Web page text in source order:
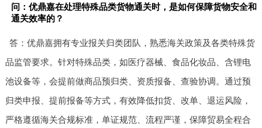
问：优鼎嘉在处理特殊品类货物通关时，是如何保障货物安全和
通关效率的？
答：优鼎嘉拥有专业报关归类团队，熟悉海关政策及各类特殊货
品监管要求。针对特殊品类，如医疗器械、食品化妆品、含锂电
池设备等，会提前做商品预归类、资质报备、查验协调。通过预
归类申报、提前报备等方式，有效降低扣货、改单、退运风险，
严格遵循海关合规标准，单证规范、流程严谨，保障贸易全程合